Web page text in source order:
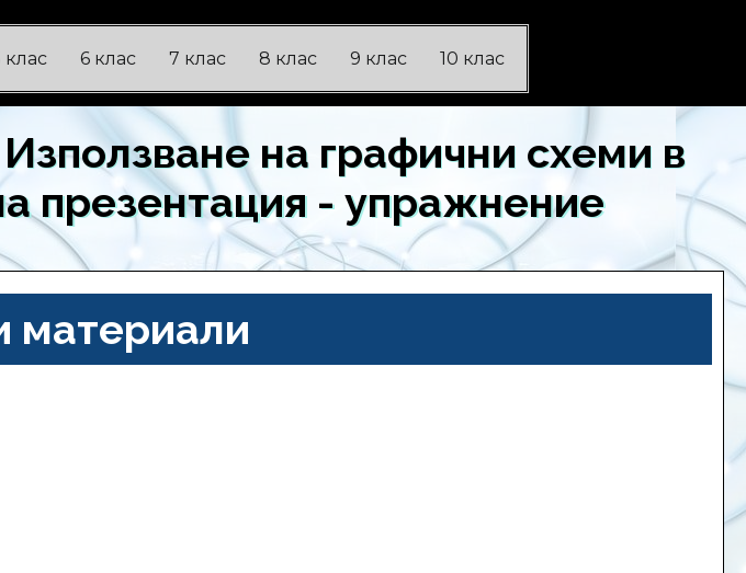
клас 6 клас 7 клас 8 клас 9 клас 10 клас
на графични схеми в
презентация - упражнение
материали